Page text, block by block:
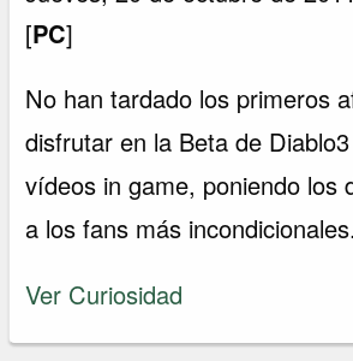
[PC]
No han tardado los primeros
disfrutar en la Beta de
vídeos in game, poniendo los
a los fans más incondicionales.
Ver Curiosidad